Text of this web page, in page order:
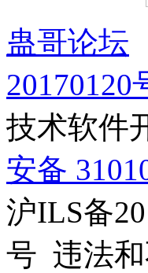
蛊哥论坛
20170120
技术软件
安备
沪ILS备
号 违法